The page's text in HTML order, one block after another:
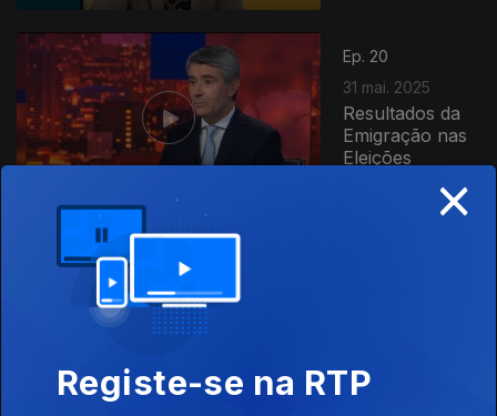
Ep. 20
31 mai. 2025
Resultados da
Emigração nas
Eleições
×
Registe-se na RTP